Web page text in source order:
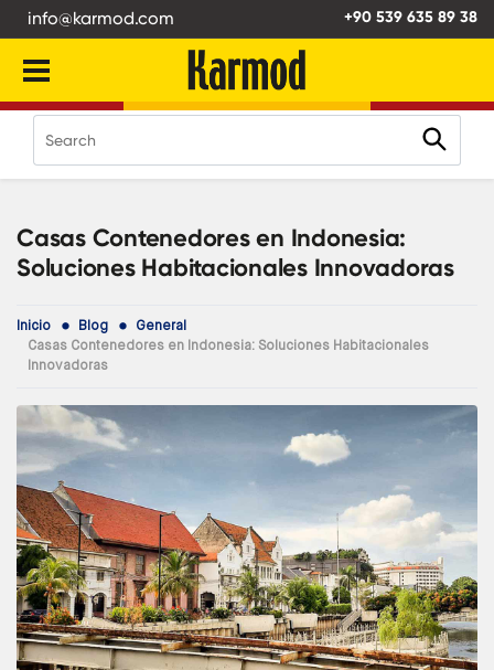
info@karmod.com +90 539 635 89 38
Casas Contenedores en Indonesia:
Soluciones Habitacionales Innovadoras
Inicio Blog
General
Casas Contenedores en Indonesia: Soluciones Habitacionales
Innovadoras